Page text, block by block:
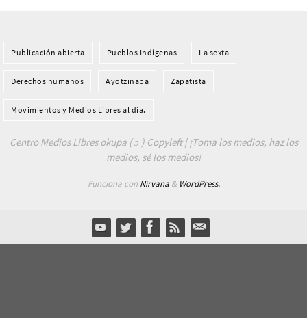
Publicación abierta Pueblos Indí­genas La sexta
Derechos humanos Ayotzinapa Zapatista
Movimientos y Medios Libres al día.
Centro Medios Libres okupa ( ɔ ) Copyleft | ¡Toma los medios, haz los
medios, sé los medios!
Funciona con Nirvana& WordPress.